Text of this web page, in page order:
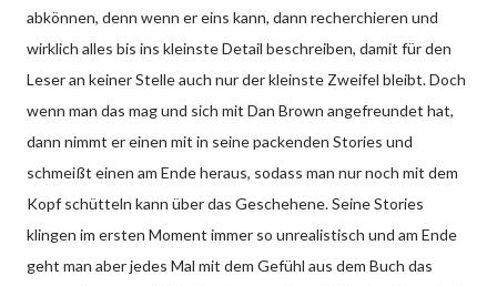
abkönnen, denn wenn er eins kann, dann recherchieren und
wirklich alles bis ins kleinste Detail beschreiben, damit für den
Leser an keiner Stelle auch nur der kleinste Zweifel bleibt. Doch
wenn man das mag und sich mit Dan Brown angefreundet hat,
dann nimmt er einen mit in seine packenden Stories und
schmeißt einen am Ende heraus, sodass man nur noch mit dem
Kopf schütteln kann über das Geschehene. Seine Stories
klingen im ersten Moment immer so unrealistisch und am Ende
geht man aber jedes Mal mit dem Gefühl aus dem Buch das